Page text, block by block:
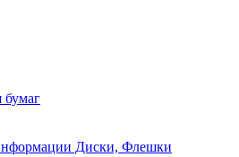
бумаг
Диски, Флешки